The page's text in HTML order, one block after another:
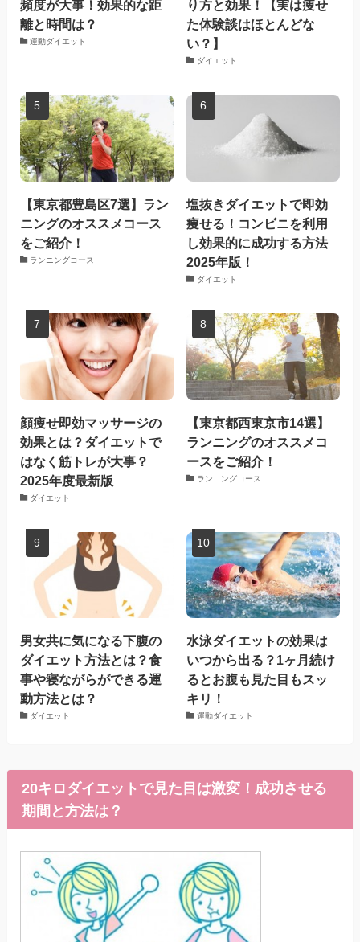
頻度が大事！効果的な距
離と時間は？
運動ダイエット
り方と効果！【実は痩せ
た体験談はほとんどな
い？】
ダイエット
【東京都豊島区7選】ラン
ニングのオススメコース
をご紹介！
ランニングコース
塩抜きダイエットで即効
痩せる！コンビニを利用
し効果的に成功する方法
2025年版！
ダイエット
顔痩せ即効マッサージの
効果とは？ダイエットで
はなく筋トレが大事？
2025年度最新版
ダイエット
【東京都西東京市14選】
ランニングのオススメコ
ースをご紹介！
ランニングコース
男女共に気になる下腹の
ダイエット方法とは？食
事や寝ながらができる運
動方法とは？
ダイエット
水泳ダイエットの効果は
いつから出る？1ヶ月続け
るとお腹も見た目もスッ
キリ！
運動ダイエット
20キロダイエットで見た目は激変！成功させる
期間と方法は？